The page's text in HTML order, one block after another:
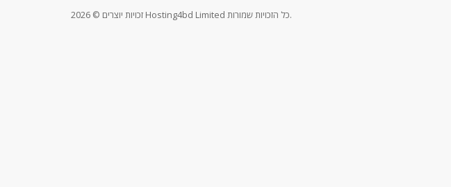
זכויות יוצרים © 2026 Hosting4bd Limited כל הזכויות שמורות.